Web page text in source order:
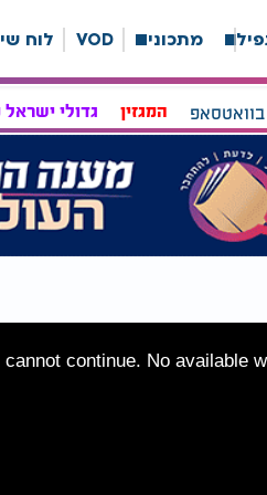
מתכונים VOD לוח
המגזין גדולי
continue. No available